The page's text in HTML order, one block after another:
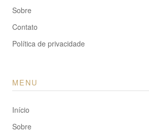
Sobre
Contato
Política de privacidade
MENU
Início
Sobre